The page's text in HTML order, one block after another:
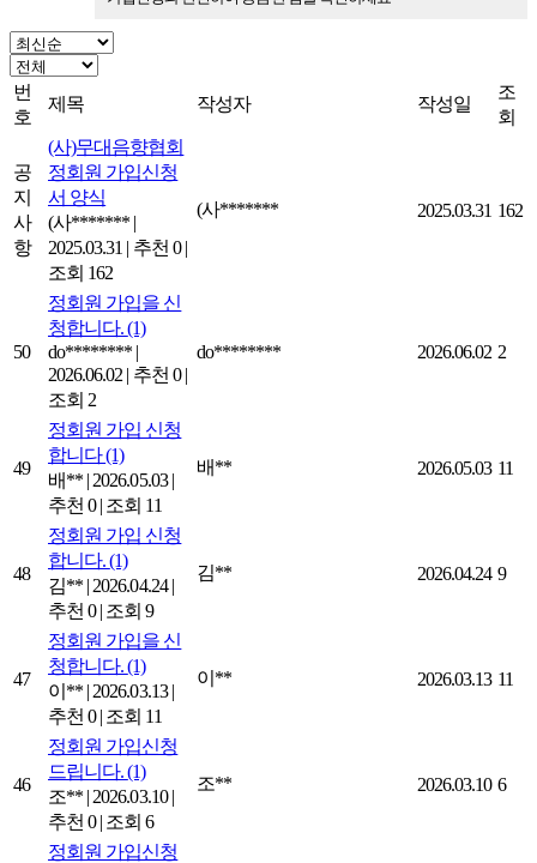
번
호
제목 작성자 작성일
조
회
공
지
사
항
(사)무대음향협회
정회원 가입신청
서 양식
(사******* |
2025.03.31 | 추천 0 |
조회 162
(사******* 2025.03.31 162
50
정회원 가입을 신
청합니다.(1)
do******** |
2026.06.02 | 추천 0 |
조회 2
do******** 2026.06.02 2
49
정회원 가입 신청
합니다(1)
배** | 2026.05.03 |
추천 0 | 조회 11
배** 2026.05.03 11
48
정회원 가입 신청
합니다.(1)
김** | 2026.04.24 |
추천 0 | 조회 9
김** 2026.04.24 9
47
정회원 가입을 신
청합니다.(1)
이** | 2026.03.13 |
추천 0 | 조회 11
이** 2026.03.13 11
46
정회원 가입신청
드립니다.(1)
조** | 2026.03.10 |
추천 0 | 조회 6
조** 2026.03.10 6
정회원 가입신청